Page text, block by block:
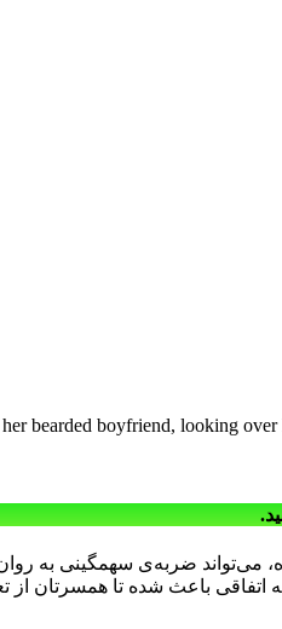
bearded boyfriend, looking
می‌تواند ضربه‌ی سهمگینی به
باعث شده تا همسرتان از